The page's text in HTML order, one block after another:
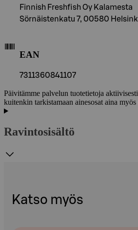
Finnish Freshfish Oy Kalamesta
Sörnäistenkatu 7, 00580
EAN
7311360841107
Päivitämme palvelun tuotetietoja
kuitenkin tarkistamaan ainesosat aina
Ravintosisältö
Katso myös